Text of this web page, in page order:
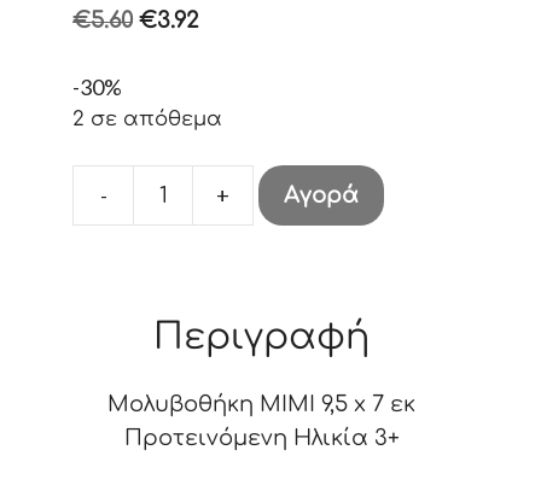
€5.60 Original
€5.60.
€3.92Η
είναι:
-30%
2 σε απόθεμα
-
ΜΟΛΥΒΟΘΗΚΗ
+ Αγορά
Περιγραφή
Μολυβοθήκη ΜΙΜΙ 9,5 x 7 εκ
Προτεινόμενη Ηλικία 3+